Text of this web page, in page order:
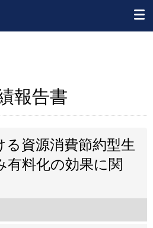
報告書
る資源消費節約型生
有料化の効果に関